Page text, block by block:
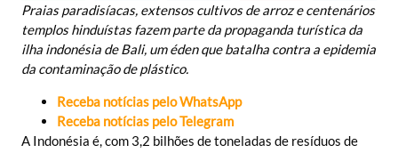
Praias paradisíacas, extensos cultivos de arroz e centenários
templos hinduístas fazem parte da propaganda turística da
ilha indonésia de Bali, um éden que batalha contra a epidemia
da contaminação de plástico.
Receba notícias pelo WhatsApp
Receba notícias pelo Telegram
A Indonésia é, com 3,2 bilhões de toneladas de resíduos de